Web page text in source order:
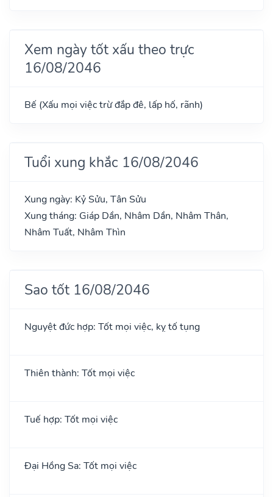
Xem ngày tốt xấu theo trực
16/08/2046
Bế (Xấu mọi việc trừ đắp đê, lấp hố, rãnh)
Tuổi xung khắc 16/08/2046
Xung ngày: Kỷ Sửu, Tân Sửu
Xung tháng: Giáp Dần, Nhâm Dần, Nhâm Thân,
Nhâm Tuất, Nhâm Thìn
Sao tốt 16/08/2046
Nguyệt đức hợp: Tốt mọi việc, kỵ tố tụng
Thiên thành: Tốt mọi việc
Tuế hợp: Tốt mọi việc
Đại Hồng Sa: Tốt mọi việc